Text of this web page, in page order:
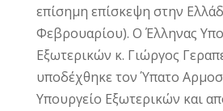
επίσημη επίσκεψη στην
Φεβρουαρίου). Ο Έλληνας
Εξωτερικών κ. Γιώργος
υποδέχθηκε τον Ύπατο
Υπουργείο Εξωτερικών και